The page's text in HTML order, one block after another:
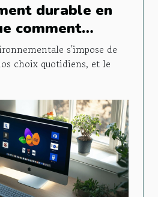
durable en
comment
carbone
s'impose de
choix quotidiens, et le